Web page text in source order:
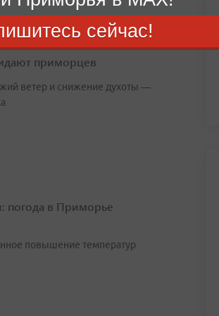
приморцев
ветер и снижение духоты —
погода в Приморье
повышение температур
сейчас!